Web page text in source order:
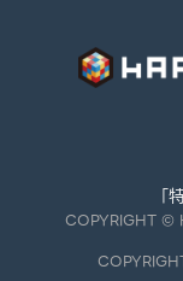
「
COPYRIGHT ©